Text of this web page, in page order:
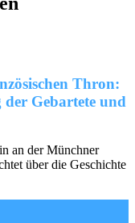
Thron:
Gebartete und
an der Münchner
über die Geschichte